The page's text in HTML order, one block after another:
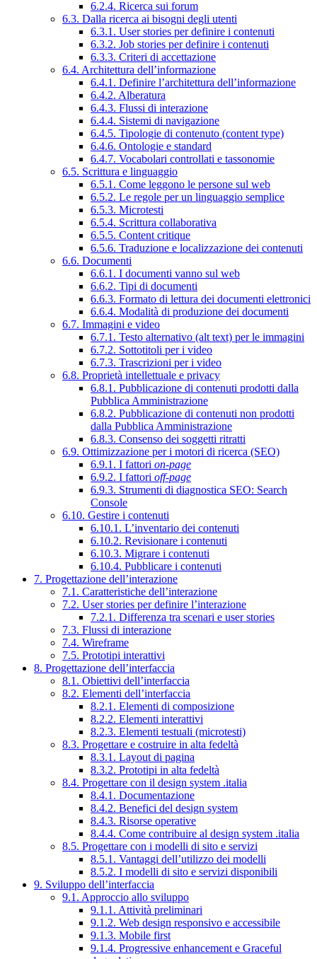
6.2.4. Ricerca sui forum
6.3. Dalla ricerca ai bisogni degli utenti
6.3.1. User stories per definire i contenuti
6.3.2. Job stories per definire i contenuti
6.3.3. Criteri di accettazione
6.4. Architettura dell’informazione
6.4.1. Definire l’architettura dell’informazione
6.4.2. Alberatura
6.4.3. Flussi di interazione
6.4.4. Sistemi di navigazione
6.4.5. Tipologie di contenuto (content type)
6.4.6. Ontologie e standard
6.4.7. Vocabolari controllati e tassonomie
6.5. Scrittura e linguaggio
6.5.1. Come leggono le persone sul web
6.5.2. Le regole per un linguaggio semplice
6.5.3. Microtesti
6.5.4. Scrittura collaborativa
6.5.5. Content critique
6.5.6. Traduzione e localizzazione dei contenuti
6.6. Documenti
6.6.1. I documenti vanno sul web
6.6.2. Tipi di documenti
6.6.3. Formato di lettura dei documenti elettronici
6.6.4. Modalità di produzione dei documenti
6.7. Immagini e video
6.7.1. Testo alternativo (alt text) per le immagini
6.7.2. Sottotitoli per i video
6.7.3. Trascrizioni per i video
6.8. Proprietà intellettuale e privacy
6.8.1. Pubblicazione di contenuti prodotti dalla
Pubblica Amministrazione
6.8.2. Pubblicazione di contenuti non prodotti
dalla Pubblica Amministrazione
6.8.3. Consenso dei soggetti ritratti
6.9. Ottimizzazione per i motori di ricerca (SEO)
6.9.1. I fattori on-page
6.9.2. I fattori off-page
6.9.3. Strumenti di diagnostica SEO: Search
Console
6.10. Gestire i contenuti
6.10.1. L’inventario dei contenuti
6.10.2. Revisionare i contenuti
6.10.3. Migrare i contenuti
6.10.4. Pubblicare i contenuti
7. Progettazione dell’interazione
7.1. Caratteristiche dell’interazione
7.2. User stories per definire l’interazione
7.2.1. Differenza tra scenari e user stories
7.3. Flussi di interazione
7.4. Wireframe
7.5. Prototipi interattivi
8. Progettazione dell’interfaccia
8.1. Obiettivi dell’interfaccia
8.2. Elementi dell’interfaccia
8.2.1. Elementi di composizione
8.2.2. Elementi interattivi
8.2.3. Elementi testuali (microtesti)
8.3. Progettare e costruire in alta fedeltà
8.3.1. Layout di pagina
8.3.2. Prototipi in alta fedeltà
8.4. Progettare con il design system .italia
8.4.1. Documentazione
8.4.2. Benefici del design system
8.4.3. Risorse operative
8.4.4. Come contribuire al design system .italia
8.5. Progettare con i modelli di sito e servizi
8.5.1. Vantaggi dell’utilizzo dei modelli
8.5.2. I modelli di sito e servizi disponibili
9. Sviluppo dell’interfaccia
9.1. Approccio allo sviluppo
9.1.1. Attività preliminari
9.1.2. Web design responsivo e accessibile
9.1.3. Mobile first
9.1.4. Progressive enhancement e Graceful